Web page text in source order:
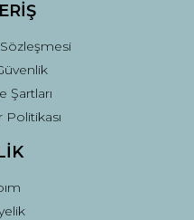
Sözleşmesi
Şartları
Politikası